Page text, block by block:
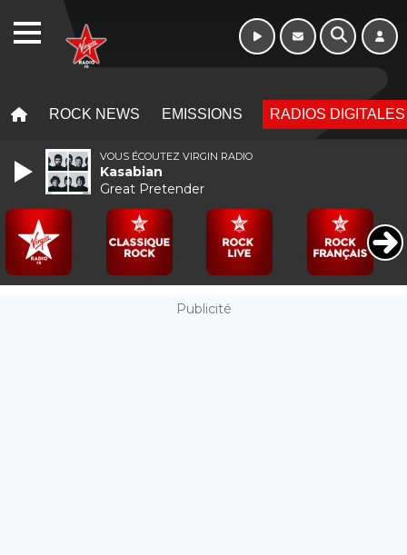
ROCK NEWS EMISSIONS RADIOS DIGITALES
Publicité
VOUS ÉCOUTEZ VIRGIN RADIO
Kasabian
Great Pretender
WEBRADIO Week-end de 06h
à 12h